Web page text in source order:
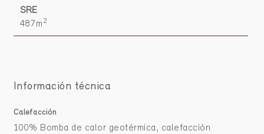
SRE
487m 2
Información técnica
Calefacción
100% Bomba de calor geotérmica, calefacción